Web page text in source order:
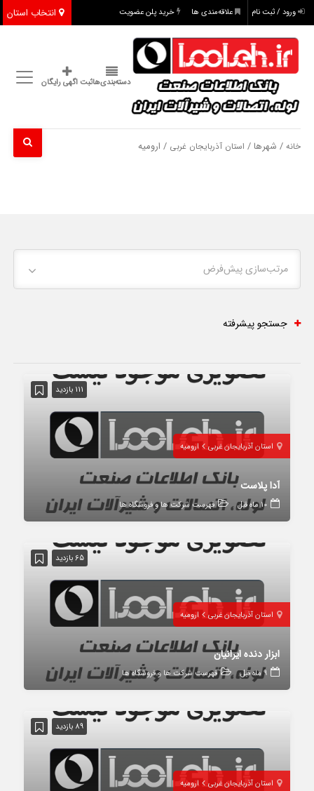
انتخاب استان ورود / ثبت نام علاقه‌مندی ها خرید پلن عضویت
دسته‌بندی‌هاثبت اگهی رایگان
خانه / شهرها / استان آذربایجان غربی / ارومیه
مرتب‌سازی پیش‌فرض
جستجو پیشرفته
111 بازدید
استان آذربایجان غربی ارومیه
آدا پلاست
10 ماه قبل فهرست شرکت ها و فروشگاه ها
65 بازدید
استان آذربایجان غربی ارومیه
ابزار دنده ایرانیان
9 ماه قبل فهرست شرکت ها و فروشگاه ها
89 بازدید
استان آذربایجان غربی ارومیه